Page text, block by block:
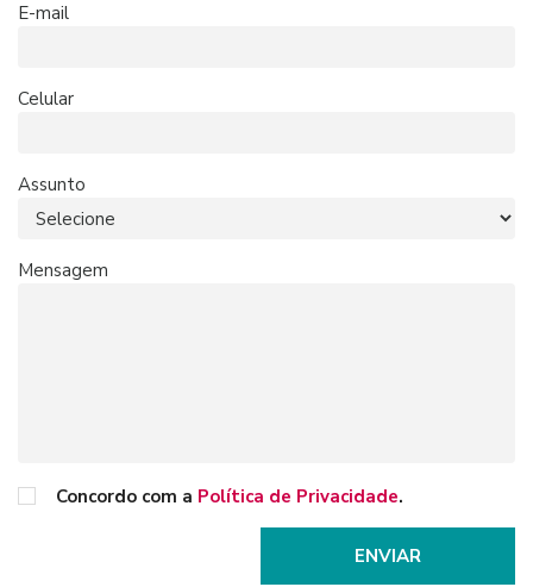
E-mail
Celular
Assunto
Mensagem
Concordo com a Política de Privacidade.
ENVIAR